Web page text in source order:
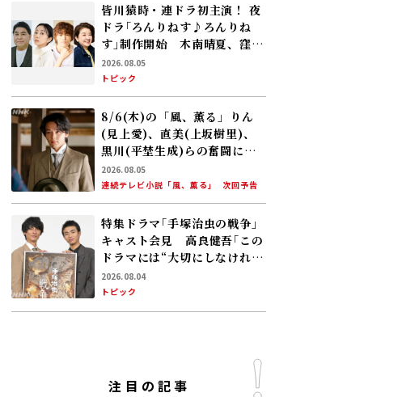
皆川猿時・連ドラ初主演！ 夜
ドラ｢ろんりねす♪ろんりね
す｣制作開始 木南晴夏、窪塚
愛流、岸本加世子が共演――孤独
なおじさんが､人生でやり残し
たことに向き合う
2026.08.05
トピック
8/6(木)の「風、薫る」りん
(見上愛)、直美(上坂樹里)、
黒川(平埜生成)らの奮闘に、
村人たちも理解を示し始め
る。しかし、アサ(美山加恋)
の容体はなかなか改善せ
ず……
2026.08.05
連続テレビ小説「風、薫る」
次回予告
特集ドラマ｢手塚治虫の戦争｣
キャスト会見 高良健吾｢この
ドラマには“大切にしなければ
いけない何か”が､120％映っ
ている」
2026.08.04
トピック
注目の記事